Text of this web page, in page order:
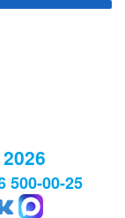
500-00-25